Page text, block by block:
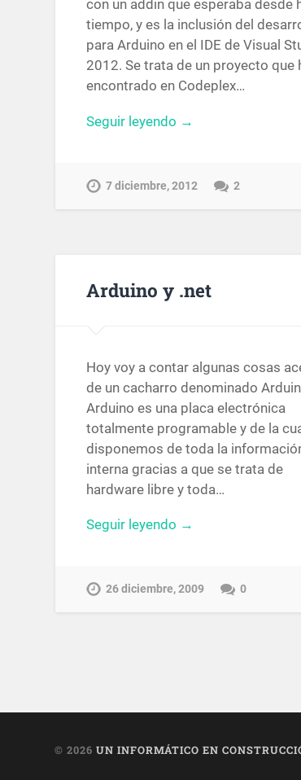
con un addin que esperaba desde
tiempo, y es la inclusión del
para Arduino en el IDE de Visual
2012. Se trata de un proyecto que
encontrado en Codeplex…
Seguir leyendo →
7 diciembre, 2012 2
Arduino y .net
Hoy voy a contar algunas cosas
de un cacharro denominado
Arduino es una placa electrónica
totalmente programable y de la
disponemos de toda la
interna gracias a que se trata de
hardware libre y toda…
Seguir leyendo →
26 diciembre, 2009 0
© 2026UN INFORMÁTICO EN